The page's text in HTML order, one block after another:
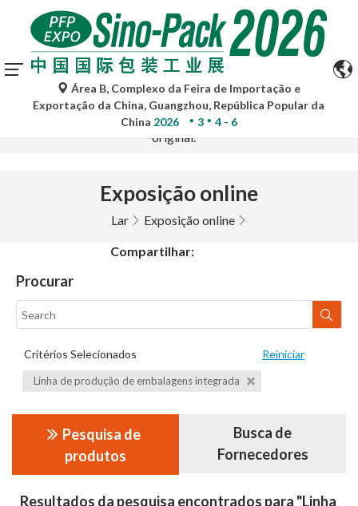
As traduções automáticas do Google Tradutor são apenas
para referência e podem conter imprecisões. Para
quaisquer dúvidas, consulte a versão original no idioma
original.
Área B, Complexo da Feira de Importação e
Exportação da China, Guangzhou, República Popular da
China 2026 3 4 - 6
Exposição online
Lar Exposição online
Compartilhar:
Procurar
Critérios Selecionados Reiniciar
Linha de produção de embalagens integrada
Pesquisa de
produtos
Busca de
Fornecedores
Resultados da pesquisa encontrados para "Linha